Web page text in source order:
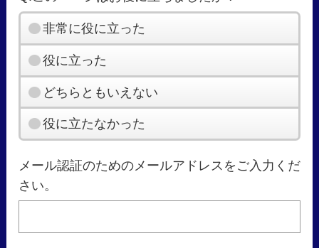
非常に役に立った
役に立った
どちらともいえない
役に立たなかった
メール認証のためのメールアドレスをご入力くだ
さい。